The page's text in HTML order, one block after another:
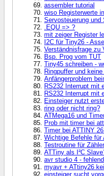
assembler tutorial
wiso Registerwerte
Servosteuerung und
.EQU => ?
mit zeiger Register
I2C für Tiny26 -
Verständnisfrage zu
Bsp. Prog vom TUT
Tiny45 schreiben -
Ringpuffer und
Anfängerproblem
RS232 Interrupt mit
RS232 Interrupt mit
Einsteiger nutzt
ring oder nicht ring?
ATMega16 und
Prob mit timer bei
Timer bei ATTINY
Wichtige Befehle für
Testroutine für
ATTiny als I²C
avr studio 4 -
myavr + ATtiny26
einsteiger sucht